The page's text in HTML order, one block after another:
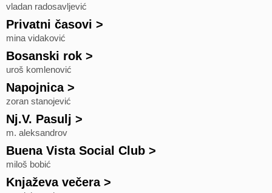
vladan radosavljević
Privatni časovi >
mina vidaković
Bosanski rok >
uroš komlenović
Napojnica>
zoran stanojević
Nj.V. Pasulj >
m. aleksandrov
Buena Vista Social Club >
miloš bobić
Knjaževa večera>